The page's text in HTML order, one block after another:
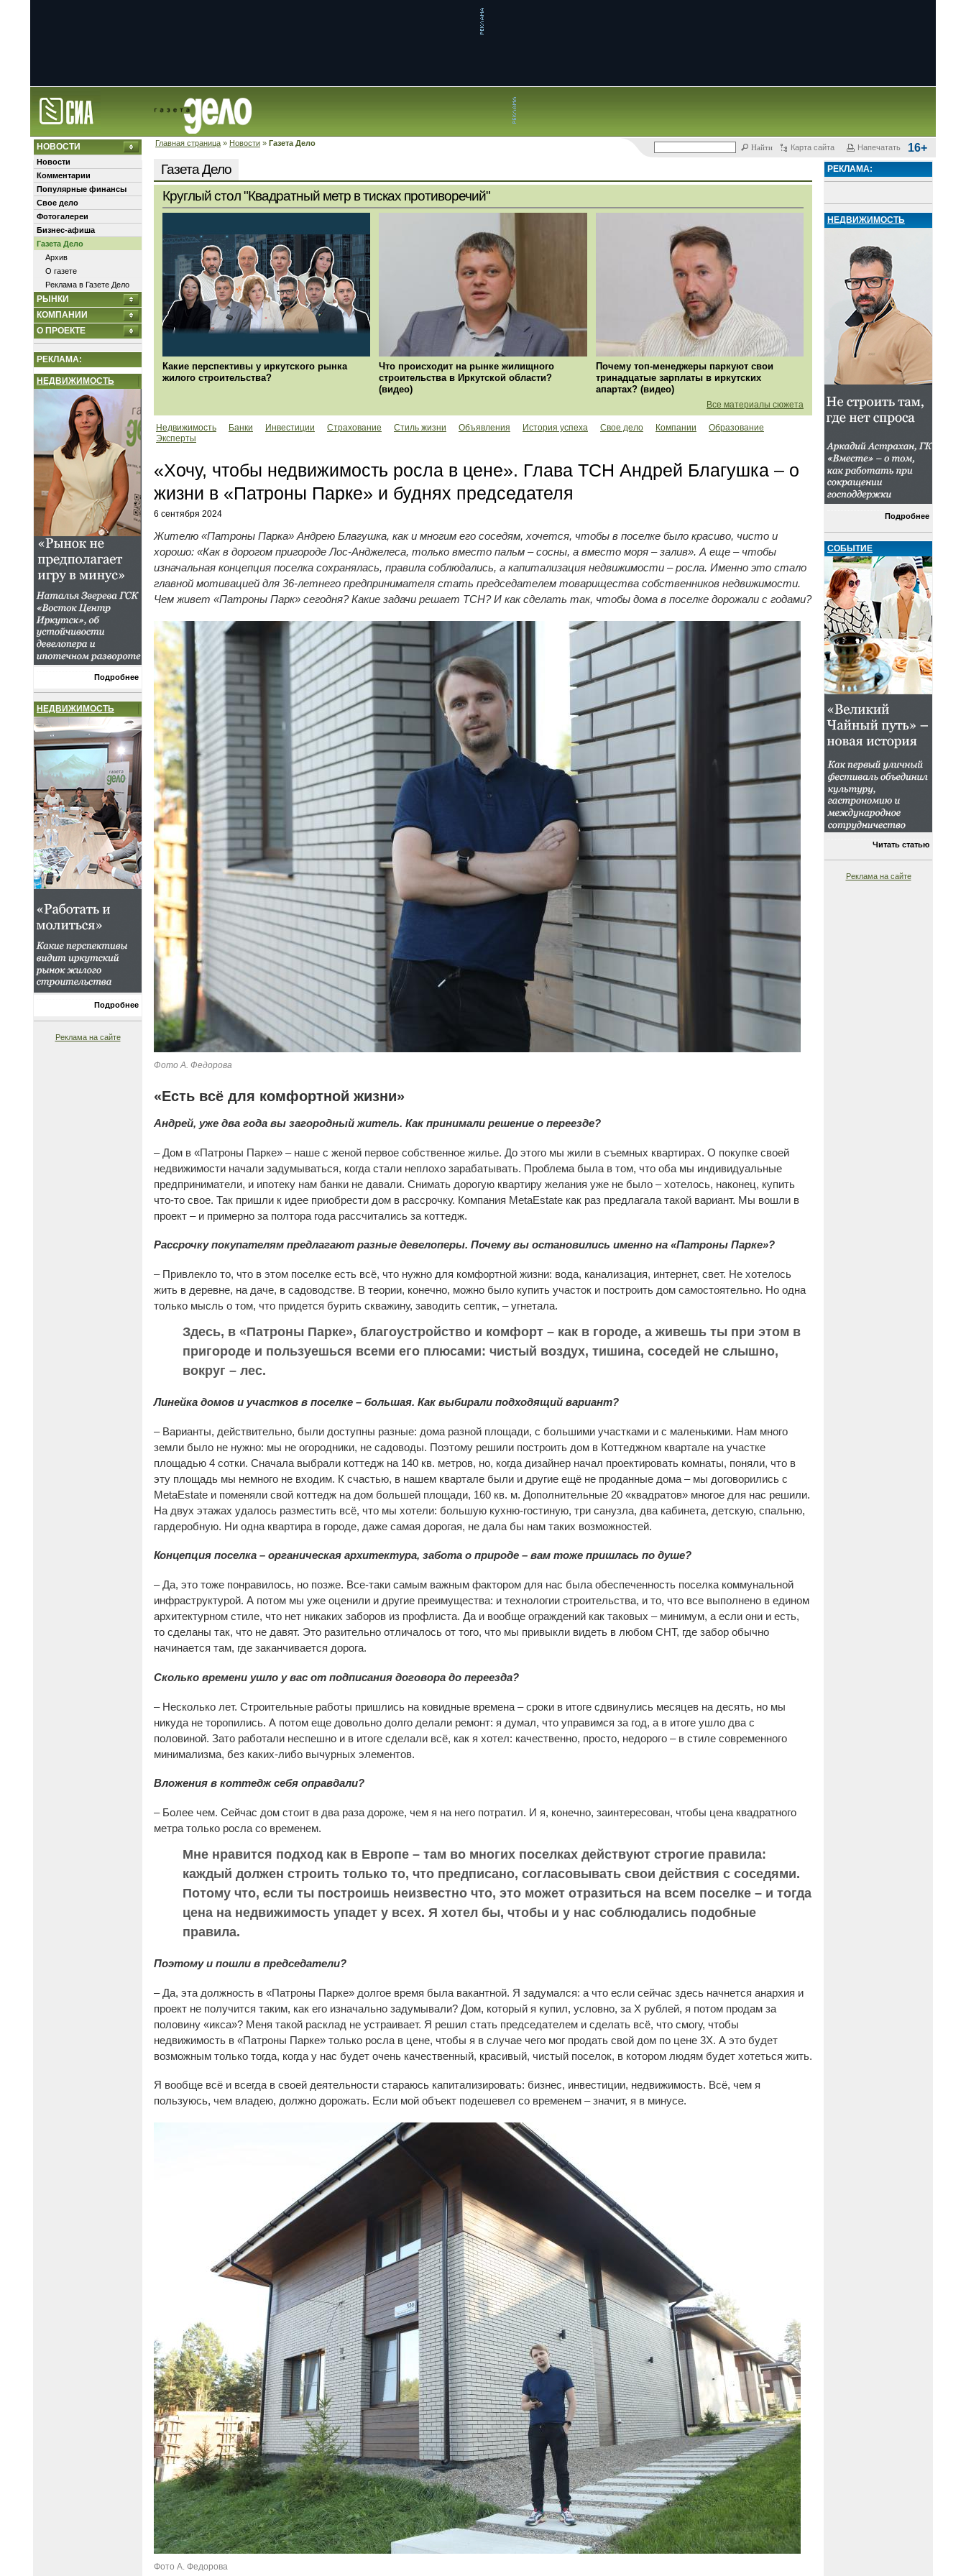
Главная страница » Новости » Газета Дело
Карта сайта Напечатать 16+
НОВОСТИ
Новости
Комментарии
Популярные финансы
Свое дело
Фотогалереи
Бизнес-афиша
Газета Дело
Архив
О газете
Реклама в Газете Дело
РЫНКИ
КОМПАНИИ
О ПРОЕКТЕ
РЕКЛАМА:
НЕДВИЖИМОСТЬ
Подробнее
НЕДВИЖИМОСТЬ
Подробнее
Реклама на сайте
Газета Дело
Круглый стол "Квадратный метр в тисках противоречий"
Какие перспективы у иркутского рынка
жилого строительства?
Что происходит на рынке жилищного
строительства в Иркутской области?
(видео)
Почему топ-менеджеры паркуют свои
тринадцатые зарплаты в иркутских
апартах? (видео)
Все материалы сюжета
Недвижимость Банки Инвестиции Страхование Стиль жизни Объявления История успеха Свое дело Компании
Образование
Эксперты
«Хочу, чтобы недвижимость росла в цене». Глава ТСН Андрей Благушка – о
жизни в «Патроны Парке» и буднях председателя
6 сентября 2024
Жителю «Патроны Парка» Андрею Благушка, как и многим его соседям, хочется, чтобы в поселке было красиво, чисто и
хорошо: «Как в дорогом пригороде Лос-Анджелеса, только вместо пальм – сосны, а вместо моря – залив». А еще – чтобы
изначальная концепция поселка сохранялась, правила соблюдались, а капитализация недвижимости – росла. Именно это стало
главной мотивацией для 36-летнего предпринимателя стать председателем товарищества собственников недвижимости.
Чем живет «Патроны Парк» сегодня? Какие задачи решает ТСН? И как сделать так, чтобы дома в поселке дорожали с годами?
Фото А. Федорова
«Есть всё для комфортной жизни»
Андрей, уже два года вы загородный житель. Как принимали решение о переезде?
– Дом в «Патроны Парке» – наше с женой первое собственное жилье. До этого мы жили в съемных квартирах. О покупке своей
недвижимости начали задумываться, когда стали неплохо зарабатывать. Проблема была в том, что оба мы индивидуальные
предприниматели, и ипотеку нам банки не давали. Снимать дорогую квартиру желания уже не было – хотелось, наконец, купить
что-то свое. Так пришли к идее приобрести дом в рассрочку. Компания MetaEstate как раз предлагала такой вариант. Мы вошли в
проект – и примерно за полтора года рассчитались за коттедж.
Рассрочку покупателям предлагают разные девелоперы. Почему вы остановились именно на «Патроны Парке»?
– Привлекло то, что в этом поселке есть всё, что нужно для комфортной жизни: вода, канализация, интернет, свет. Не хотелось
жить в деревне, на даче, в садоводстве. В теории, конечно, можно было купить участок и построить дом самостоятельно. Но одна
только мысль о том, что придется бурить скважину, заводить септик, – угнетала.
Здесь, в «Патроны Парке», благоустройство и комфорт – как в городе, а живешь ты при этом в
пригороде и пользуешься всеми его плюсами: чистый воздух, тишина, соседей не слышно,
вокруг – лес.
Линейка домов и участков в поселке – большая. Как выбирали подходящий вариант?
– Варианты, действительно, были доступны разные: дома разной площади, с большими участками и с маленькими. Нам много
земли было не нужно: мы не огородники, не садоводы. Поэтому решили построить дом в Коттеджном квартале на участке
площадью 4 сотки. Сначала выбрали коттедж на 140 кв. метров, но, когда дизайнер начал проектировать комнаты, поняли, что в
эту площадь мы немного не входим. К счастью, в нашем квартале были и другие ещё не проданные дома – мы договорились с
MetaEstate и поменяли свой коттедж на дом большей площади, 160 кв. м. Дополнительные 20 «квадратов» многое для нас решили.
На двух этажах удалось разместить всё, что мы хотели: большую кухню-гостиную, три санузла, два кабинета, детскую, спальню,
гардеробную. Ни одна квартира в городе, даже самая дорогая, не дала бы нам таких возможностей.
Концепция поселка – органическая архитектура, забота о природе – вам тоже пришлась по душе?
– Да, это тоже понравилось, но позже. Все-таки самым важным фактором для нас была обеспеченность поселка коммунальной
инфраструктурой. А потом мы уже оценили и другие преимущества: и технологии строительства, и то, что все выполнено в едином
архитектурном стиле, что нет никаких заборов из профлиста. Да и вообще ограждений как таковых – минимум, а если они и есть,
то сделаны так, что не давят. Это разительно отличалось от того, что мы привыкли видеть в любом СНТ, где забор обычно
начинается там, где заканчивается дорога.
Сколько времени ушло у вас от подписания договора до переезда?
– Несколько лет. Строительные работы пришлись на ковидные времена – сроки в итоге сдвинулись месяцев на десять, но мы
никуда не торопились. А потом еще довольно долго делали ремонт: я думал, что управимся за год, а в итоге ушло два с
половиной. Зато работали неспешно и в итоге сделали всё, как я хотел: качественно, просто, недорого – в стиле современного
минимализма, без каких-либо вычурных элементов.
Вложения в коттедж себя оправдали?
– Более чем. Сейчас дом стоит в два раза дороже, чем я на него потратил. И я, конечно, заинтересован, чтобы цена квадратного
метра только росла со временем.
Мне нравится подход как в Европе – там во многих поселках действуют строгие правила:
каждый должен строить только то, что предписано, согласовывать свои действия с соседями.
Потому что, если ты построишь неизвестно что, это может отразиться на всем поселке – и тогда
цена на недвижимость упадет у всех. Я хотел бы, чтобы и у нас соблюдались подобные
правила.
Поэтому и пошли в председатели?
– Да, эта должность в «Патроны Парке» долгое время была вакантной. Я задумался: а что если сейчас здесь начнется анархия и
проект не получится таким, как его изначально задумывали? Дом, который я купил, условно, за Х рублей, я потом продам за
половину «икса»? Меня такой расклад не устраивает. Я решил стать председателем и сделать всё, что смогу, чтобы
недвижимость в «Патроны Парке» только росла в цене, чтобы я в случае чего мог продать свой дом по цене 3Х. А это будет
возможным только тогда, когда у нас будет очень качественный, красивый, чистый поселок, в котором людям будет хотеться жить.
Я вообще всё и всегда в своей деятельности стараюсь капитализировать: бизнес, инвестиции, недвижимость. Всё, чем я
пользуюсь, чем владею, должно дорожать. Если мой объект подешевел со временем – значит, я в минусе.
Фото А. Федорова
РЕКЛАМА:
НЕДВИЖИМОСТЬ
Подробнее
СОБЫТИЕ
Читать статью
Реклама на сайте